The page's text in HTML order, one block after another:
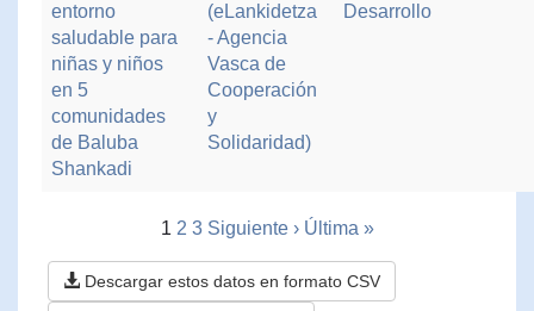
entorno
saludable para
niñas y niños
en 5
comunidades
de Baluba
Shankadi
(eLankidetza
- Agencia
Vasca de
Cooperación
y
Solidaridad)
Desarrollo
1 2 3 Siguiente › Última »
Descargar estos datos en formato CSV